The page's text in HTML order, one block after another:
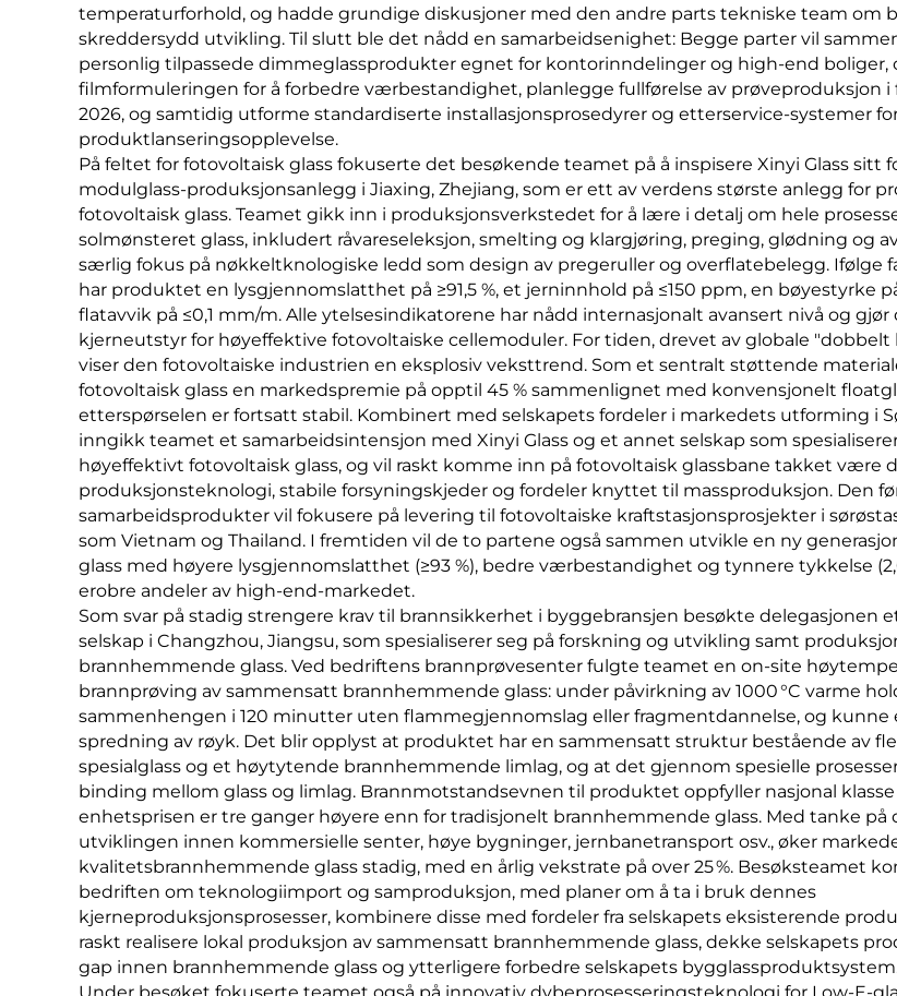
temperaturforhold, og hadde grundige diskusjoner med den andre parts tekniske team om
skreddersydd utvikling. Til slutt ble det nådd en samarbeidsenighet: Begge parter vil
personlig tilpassede dimmeglassprodukter egnet for kontorinndelinger og high-end boliger,
filmformuleringen for å forbedre værbestandighet, planlegge fullførelse av prøveproduksjon i
2026, og samtidig utforme standardiserte installasjonsprosedyrer og etterservice-systemer
produktlanseringsopplevelse.
På feltet for fotovoltaisk glass fokuserte det besøkende teamet på å inspisere Xinyi Glass sitt
modulglass-produksjonsanlegg i Jiaxing, Zhejiang, som er ett av verdens største anlegg for
fotovoltaisk glass. Teamet gikk inn i produksjonsverkstedet for å lære i detalj om hele
solmønsteret glass, inkludert råvareseleksjon, smelting og klargjøring, preging, glødning og
særlig fokus på nøkkeltknologiske ledd som design av pregeruller og overflatebelegg. Ifølge
har produktet en lysgjennomslatthet på ≥91,5 %, et jerninnhold på ≤150 ppm, en bøyestyrke
flatavvik på ≤0,1 mm/m. Alle ytelsesindikatorene har nådd internasjonalt avansert nivå og
kjerneutstyr for høyeffektive fotovoltaiske cellemoduler. For tiden, drevet av globale "dobbelt
viser den fotovoltaiske industrien en eksplosiv veksttrend. Som et sentralt støttende
fotovoltaisk glass en markedspremie på opptil 45 % sammenlignet med konvensjonelt
etterspørselen er fortsatt stabil. Kombinert med selskapets fordeler i markedets utforming i
inngikk teamet et samarbeidsintensjon med Xinyi Glass og et annet selskap som
høyeffektivt fotovoltaisk glass, og vil raskt komme inn på fotovoltaisk glassbane takket være
produksjonsteknologi, stabile forsyningskjeder og fordeler knyttet til massproduksjon. Den
samarbeidsprodukter vil fokusere på levering til fotovoltaiske kraftstasjonsprosjekter i
som Vietnam og Thailand. I fremtiden vil de to partene også sammen utvikle en ny
glass med høyere lysgjennomslatthet (≥93 %), bedre værbestandighet og tynnere tykkelse
erobre andeler av high-end-markedet.
Som svar på stadig strengere krav til brannsikkerhet i byggebransjen besøkte delegasjonen
selskap i Changzhou, Jiangsu, som spesialiserer seg på forskning og utvikling samt
brannhemmende glass. Ved bedriftens brannprøvesenter fulgte teamet en on-site
brannprøving av sammensatt brannhemmende glass: under påvirkning av 1000 °C varme
sammenhengen i 120 minutter uten flammegjennomslag eller fragmentdannelse, og
spredning av røyk. Det blir opplyst at produktet har en sammensatt struktur bestående av
spesialglass og et høytytende brannhemmende limlag, og at det gjennom spesielle
binding mellom glass og limlag. Brannmotstandsevnen til produktet oppfyller nasjonal klasse
enhetsprisen er tre ganger høyere enn for tradisjonelt brannhemmende glass. Med tanke på
utviklingen innen kommersielle senter, høye bygninger, jernbanetransport osv., øker
kvalitetsbrannhemmende glass stadig, med en årlig vekstrate på over 25 %. Besøksteamet
bedriften om teknologiimport og samproduksjon, med planer om å ta i bruk dennes
kjerneproduksjonsprosesser, kombinere disse med fordeler fra selskapets eksisterende
raskt realisere lokal produksjon av sammensatt brannhemmende glass, dekke selskapets
gap innen brannhemmende glass og ytterligere forbedre selskapets
Under besøket fokuserte teamet også på innovativ dybeprosesseringsteknologi for Low-E-